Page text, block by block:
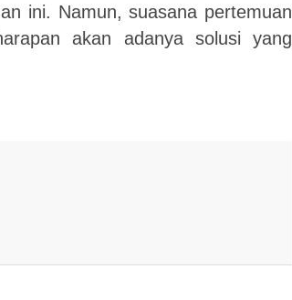
ini. Namun, suasana pertemuan
akan adanya solusi yang